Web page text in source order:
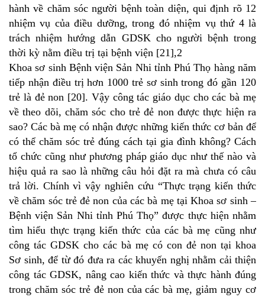
hành về chăm sóc người bệnh toàn diện, qui định rõ 12
nhiệm vụ của điều dưỡng, trong đó nhiệm vụ thứ 4 là
trách nhiệm hướng dẫn GDSK cho người bệnh trong
thời kỳ nằm điều trị tại bệnh viện [21],2
Khoa sơ sinh Bệnh viện Sản Nhi tỉnh Phú Thọ hàng năm
tiếp nhận điều trị hơn 1000 trẻ sơ sinh trong đó gần 120
trẻ là đẻ non [20]. Vậy công tác giáo dục cho các bà mẹ
về theo dõi, chăm sóc cho trẻ đẻ non được thực hiện ra
sao? Các bà mẹ có nhận được những kiến thức cơ bản để
có thể chăm sóc trẻ đúng cách tại gia đình không? Cách
tổ chức cũng như phương pháp giáo dục như thế nào và
hiệu quả ra sao là những câu hỏi đặt ra mà chưa có câu
trả lời. Chính vì vậy nghiên cứu “Thực trạng kiến thức
về chăm sóc trẻ đẻ non của các bà mẹ tại Khoa sơ sinh –
Bệnh viện Sản Nhi tỉnh Phú Thọ” được thực hiện nhằm
tìm hiểu thực trạng kiến thức của các bà mẹ cũng như
công tác GDSK cho các bà mẹ có con đẻ non tại khoa
Sơ sinh, để từ đó đưa ra các khuyến nghị nhằm cải thiện
công tác GDSK, nâng cao kiến thức và thực hành đúng
trong chăm sóc trẻ đẻ non của các bà mẹ, giảm nguy cơ